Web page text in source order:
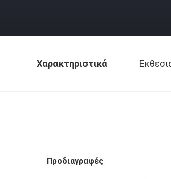
Χαρακτηριστικά
Προδιαγραφές